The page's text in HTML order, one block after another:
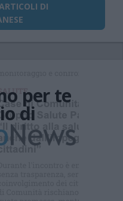
DI
per te
di